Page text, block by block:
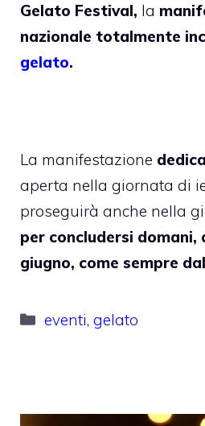
Gelato Festival, la
nazionale totalmente
gelato.
La manifestazione
aperta nella giornata di
proseguirà anche nella
per concludersi domani,
giugno, come sempre
Categorie
eventi,gelato